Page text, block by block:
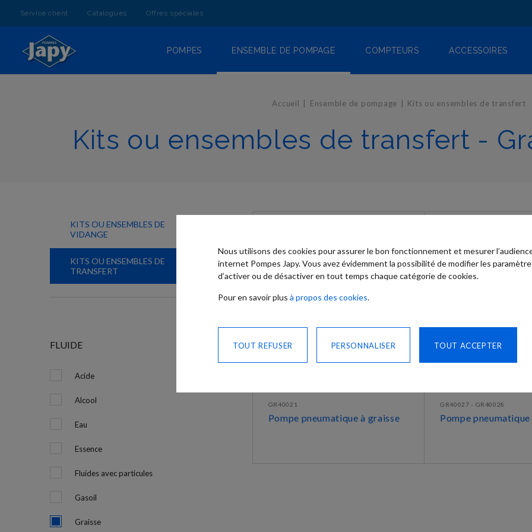
AU
Service client Catalogues Offres spéciales
POMPES ENSEMBLE DE POMPAGE COMPTEURS ACCESSOIRES
Accueil Ensemble de pompage Kits ou ensembles de transfert
Kits ou ensembles de transfert -
KITS OU ENSEMBLES DE
VIDANGE
KITS OU ENSEMBLES DE
TRANSFERT
FLUIDE
Acide
Alcool
Eau
Essence
Fluides avec particules
Gasoil
Graisse
GR40021
Pompe pneumatique à graisse
GR40027 - GR40028
Pompe
Nous utilisons des cookies pour assurer le bon fonctionnement et mesurer
internet Pompes Japy. Vous avez évidemment la possibilité de modifier les
d’activer ou de désactiver en tout temps chaque catégorie de cookies.
Pour en savoir plus à propos des cookies.
TOUT ACCEPTER
PERSONNALISER
TOUT REFUSER